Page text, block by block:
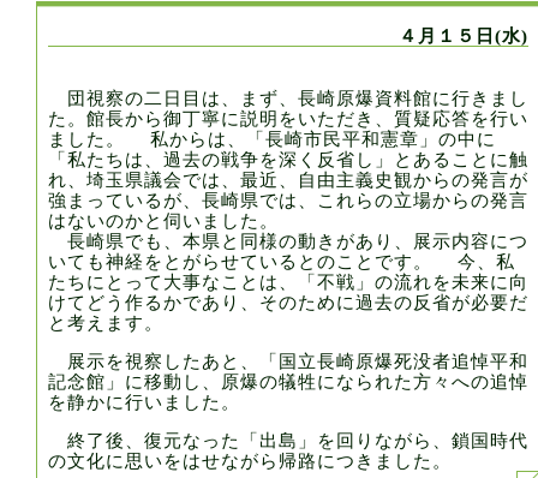
４月１５日(水)
団視察の二日目は、まず、長崎原爆資料館に行きまし
た。館長から御丁寧に説明をいただき、質疑応答を行い
ました。 私からは、「長崎市民平和憲章」の中に
「私たちは、過去の戦争を深く反省し」とあることに触
れ、埼玉県議会では、最近、自由主義史観からの発言が
強まっているが、長崎県では、これらの立場からの発言
はないのかと伺いました。
長崎県でも、本県と同様の動きがあり、展示内容につ
いても神経をとがらせているとのことです。 今、私
たちにとって大事なことは、「不戦」の流れを未来に向
けてどう作るかであり、そのために過去の反省が必要だ
と考えます。
展示を視察したあと、「国立長崎原爆死没者追悼平和
記念館」に移動し、原爆の犠牲になられた方々への追悼
を静かに行いました。
終了後、復元なった「出島」を回りながら、鎖国時代
の文化に思いをはせながら帰路につきました。